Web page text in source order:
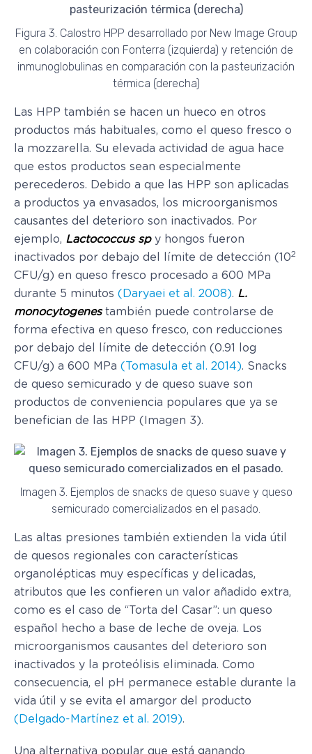
Figura 3. Calostro HPP desarrollado por New Image Group
en colaboración con Fonterra (izquierda) y retención de
inmunoglobulinas en comparación con la pasteurización
térmica (derecha)
Las HPP también se hacen un hueco en otros
productos más habituales, como el queso fresco o
la mozzarella. Su elevada actividad de agua hace
que estos productos sean especialmente
perecederos. Debido a que las HPP son aplicadas
a productos ya envasados, los microorganismos
causantes del deterioro son inactivados. Por
ejemplo, Lactococcus spy hongos fueron
inactivados por debajo del límite de detección (102
CFU/g) en queso fresco procesado a 600 MPa
durante 5 minutos (Daryaei et al. 2008). L.
monocytogenestambién puede controlarse de
forma efectiva en queso fresco, con reducciones
por debajo del límite de detección (0.91 log
CFU/g) a 600 MPa (Tomasula et al. 2014). Snacks
de queso semicurado y de queso suave son
productos de conveniencia populares que ya se
benefician de las HPP (Imagen 3).
Imagen 3. Ejemplos de snacks de queso suave y queso
semicurado comercializados en el pasado.
Las altas presiones también extienden la vida útil
de quesos regionales con características
organolépticas muy específicas y delicadas,
atributos que les confieren un valor añadido extra,
como es el caso de “Torta del Casar”: un queso
español hecho a base de leche de oveja. Los
microorganismos causantes del deterioro son
inactivados y la proteólisis eliminada. Como
consecuencia, el pH permanece estable durante la
vida útil y se evita el amargor del producto
(Delgado-Martínez et al. 2019).
Una alternativa popular que está ganando